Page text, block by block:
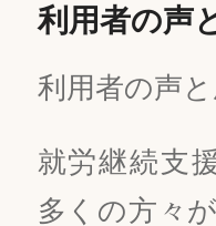
利用者の声
利用者の声
就労継続支
多くの方々